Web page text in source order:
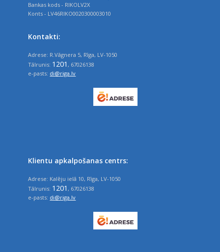
Bankas kods - RIKOLV2X
Konts - LV46RIKO0020300003010
Kontakti:
Adrese: R.Vāgnera 5, Rīga, LV-1050
Tālrunis: 1201 , 67026138
e-pasts: di@riga.lv
Klientu apkalpošanas centrs:
Adrese: Kalēju ielā 10, Rīga, LV-1050
Tālrunis: 1201 , 67026138
e-pasts: di@riga.lv